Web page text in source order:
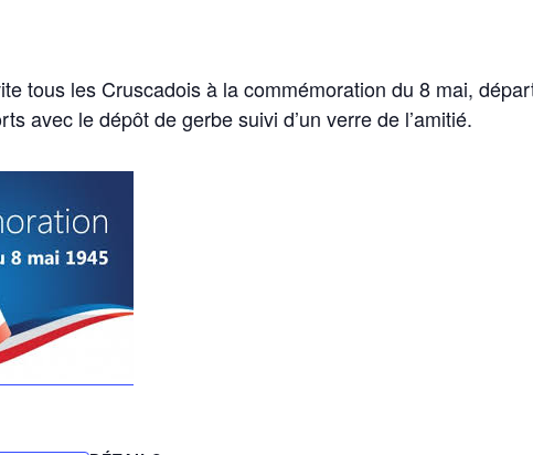
tous les Cruscadois à la commémoration du 8 mai,
avec le dépôt de gerbe suivi d’un verre de l’amitié.